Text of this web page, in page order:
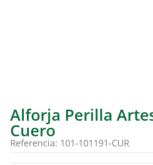
Alforja Perilla
Cuero
Referencia: 101-101191-CUR